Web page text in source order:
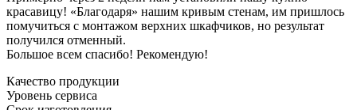
красавицу! «Благодаря» нашим кривым стенам, им пришлось
помучиться с монтажом верхних шкафчиков, но результат
получился отменный.
Большое всем спасибо! Рекомендую!
Качество продукции
Уровень сервиса